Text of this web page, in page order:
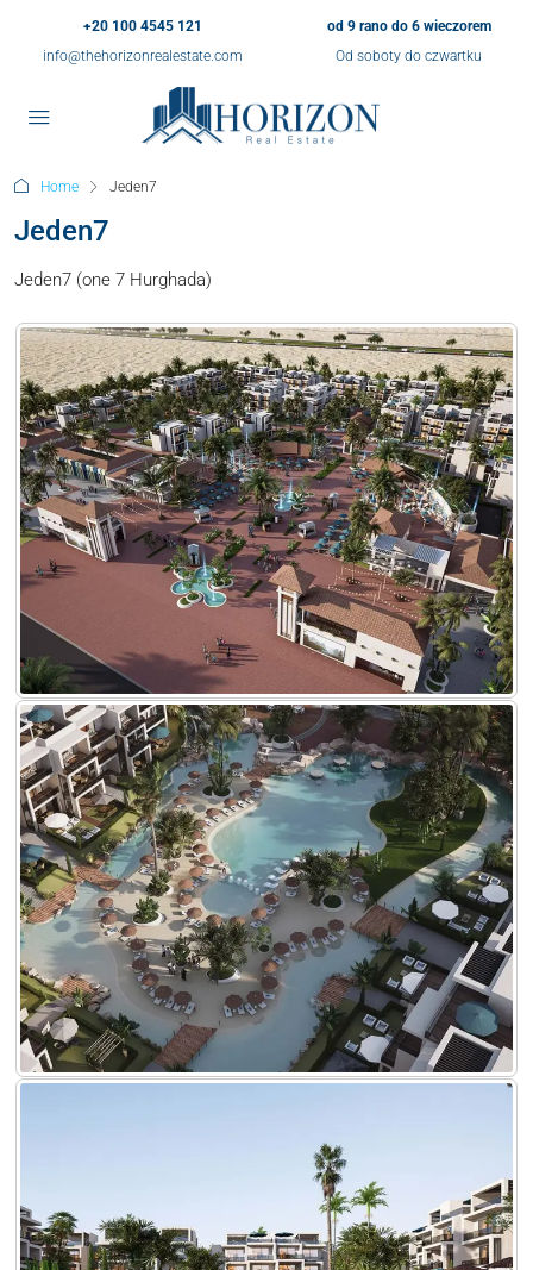
+20 100 4545 121
info@thehorizonrealestate.com
od 9 rano do 6 wieczorem
Od soboty do czwartku
Home Jeden7
Jeden7
Jeden7 (one 7 Hurghada)